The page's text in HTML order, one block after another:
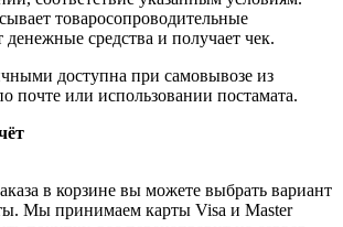
товаросопроводительные
средства и получает чек.
доступна при самовывозе из
почте или использовании постамата.
в корзине вы можете выбрать вариант
Мы принимаем карты Visa и Master